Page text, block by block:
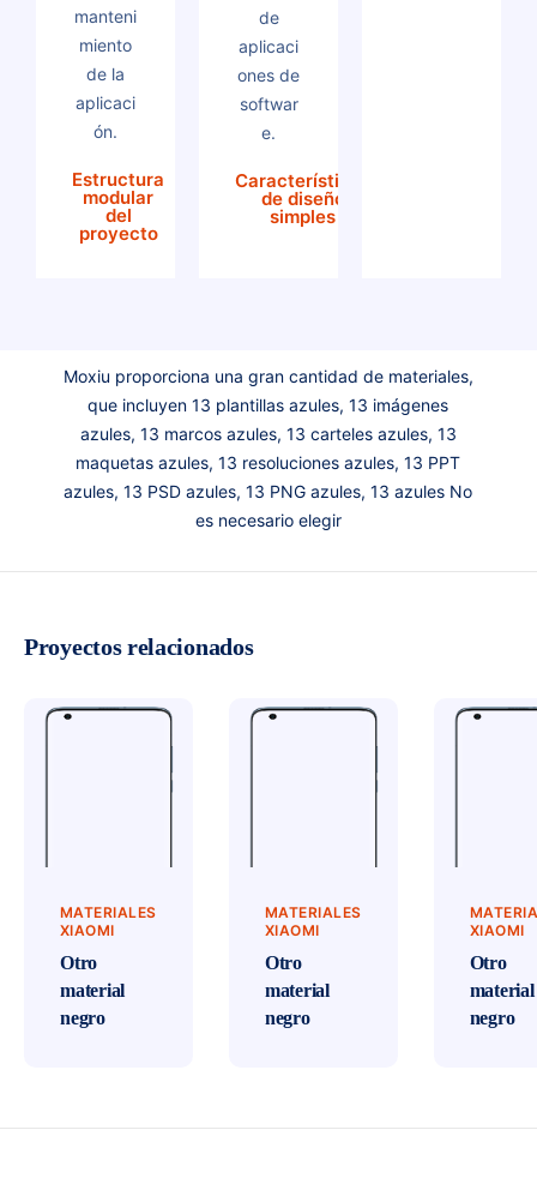
manteni
miento
de la
aplicaci
ón.
Estructura
modular
del
proyecto
de
aplicaci
ones de
softwar
e.
Características
de diseño
simples
Moxiu proporciona una gran cantidad de materiales,
que incluyen 13 plantillas azules, 13 imágenes
azules, 13 marcos azules, 13 carteles azules, 13
maquetas azules, 13 resoluciones azules, 13 PPT
azules, 13 PSD azules, 13 PNG azules, 13 azules No
es necesario elegir
Proyectos relacionados
MATERIALES
XIAOMI
Otro
material
negro
MATERIALES
XIAOMI
Otro
material
negro
XIAOMI
Otro
material
negro